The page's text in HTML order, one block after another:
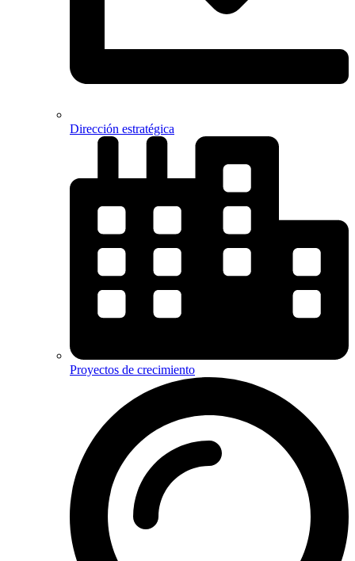
Dirección estratégica
Proyectos de crecimiento